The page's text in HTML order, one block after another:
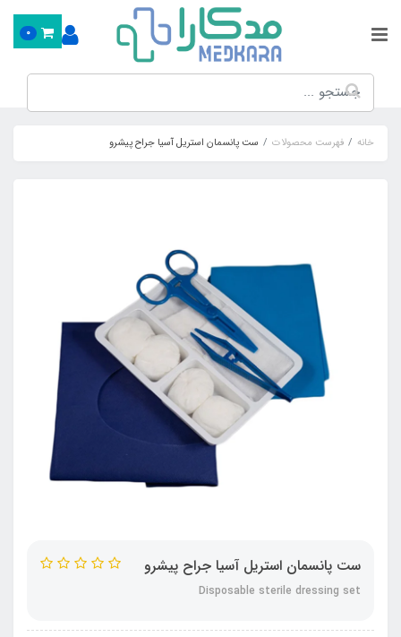
0
خانه فهرست محصولات ست پانسمان استریل آسیا جراح پیشرو
ست پانسمان استریل آسیا جراح پیشرو
Disposable sterile dressing set